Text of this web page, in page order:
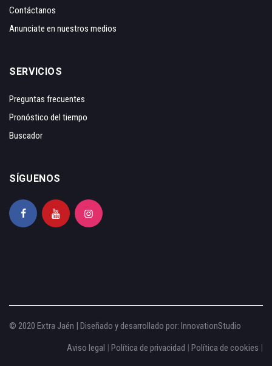
Contáctanos
Anunciate en nuestros medios
SERVICIOS
Preguntas frecuentes
Pronóstico del tiempo
Buscador
SÍGUENOS
© 2020 Extra Jaén | Diseñado y desarrollado por: InnovationStudio
Aviso legal | Política de privacidad | Política de cookies |